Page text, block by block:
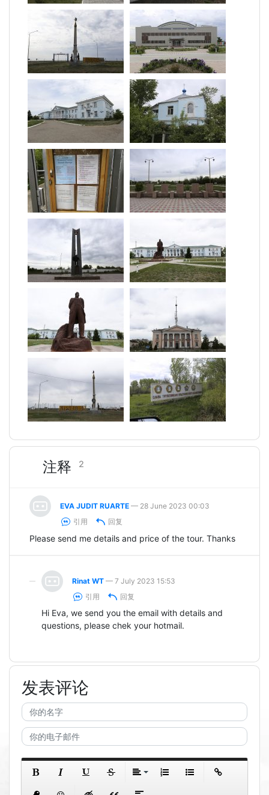
注释 2
EVA JUDIT RUARTE — 28 June 2023 00:03
引用
回复
Please send me details and price of the tour. Thanks
Rinat WT — 7 July 2023 15:53
引用
回复
Hi Eva, we send you the email with details and
questions, please chek your hotmail.
发表评论